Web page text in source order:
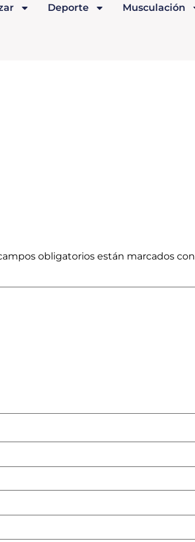
Deporte Musculación
obligatorios están marcados con